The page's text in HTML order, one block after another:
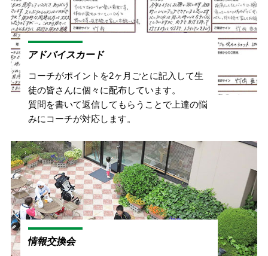
アドバイスカード
コーチがポイントを2ヶ月ごとに記入して生
徒の皆さんに個々に配布しています。
質問を書いて返信してもらうことで上達の悩
みにコーチが対応します。
情報交換会